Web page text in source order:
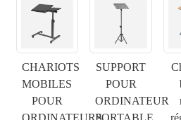
CHARIOTS
MOBILES
POUR
ORDINATEURS
SUPPORT
POUR
ORDINATEUR
PORTABLE
SOUMETTRE UNE DEMANDE